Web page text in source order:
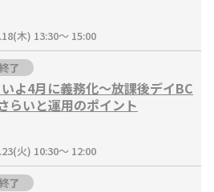
木) 13:30～ 15:00
了
よ4月に義務化〜放課後デイBC
らいと運用のポイント
火) 10:30～ 12:00
了